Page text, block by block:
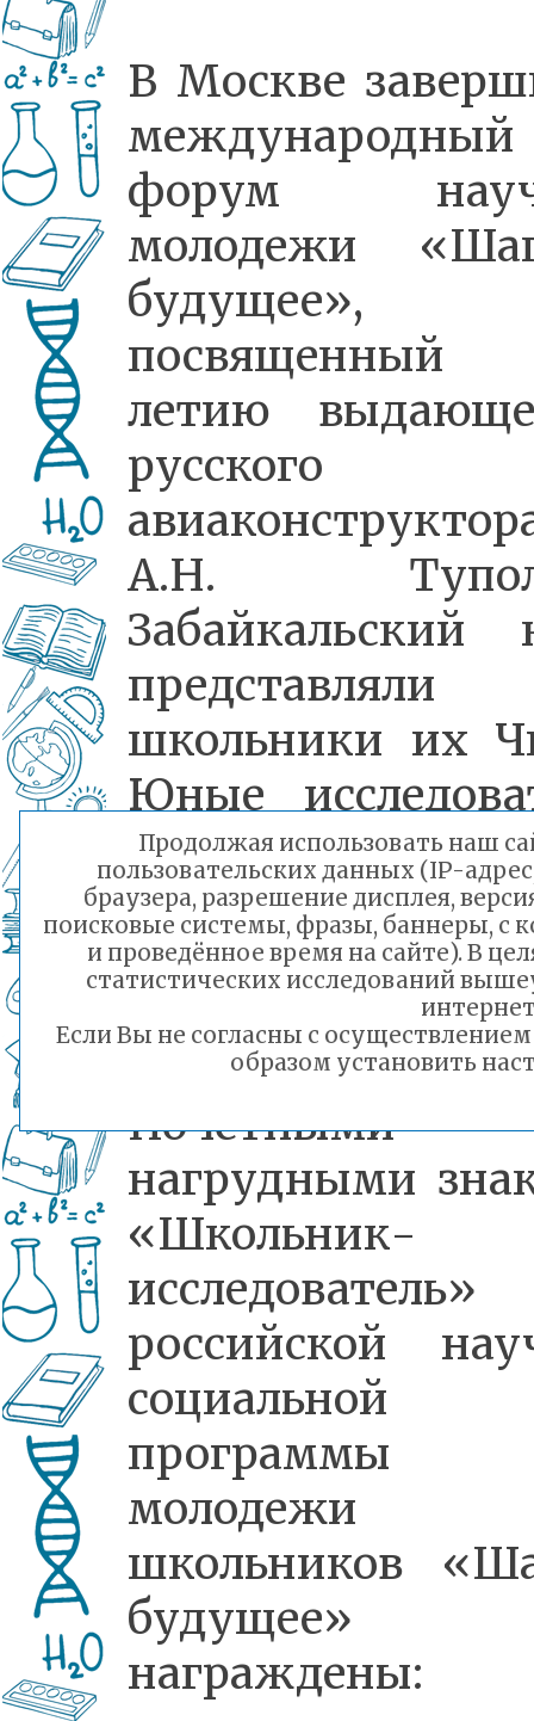
В Москве
международный
форум
молодежи
будущее»,
посвященный
летию
русского
А.Н.
Забайкальский
школьники их
Юные
и
защитили
проекты в 18
Москвы.
Почетными
нагрудными
«Школьник-
исследователь»
российской
социальной
программы
школьников
будущее»
награждены:
Продолжая использовать наш
пользовательских данных (IP-
браузера, разрешение дисплея,
поисковые системы, фразы, баннеры, с
и проведённое время на сайте). В
статистических исследований
Если Вы не согласны с
образом установить